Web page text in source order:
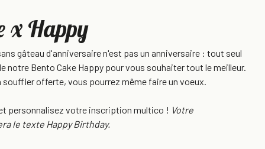
x Happy
gâteau d'anniversaire n'est pas un anniversaire : tout seul
notre Bento Cake Happy pour vous souhaiter tout le meilleur.
souffler offerte, vous pourrez même faire un voeux.
personnalisez votre inscription multico ! Votre
le texte Happy Birthday.